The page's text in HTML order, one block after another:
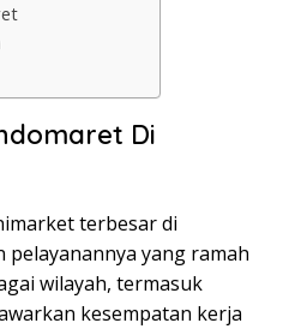
Di
terbesar di
pelayanannya yang ramah
wilayah, termasuk
kesempatan kerja